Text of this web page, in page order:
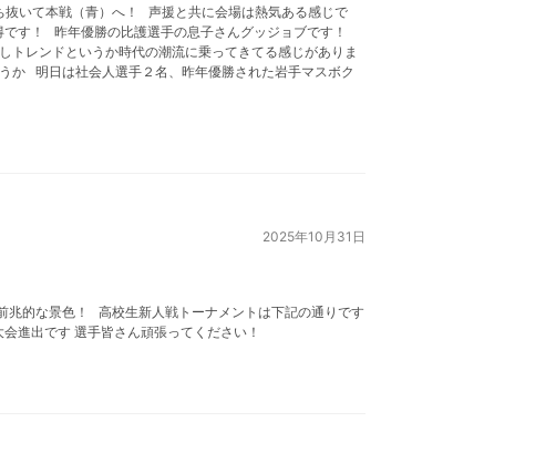
いて本戦（青）へ！ 声援と共に会場は熱気ある感じで
す！ 昨年優勝の比護選手の息子さんグッジョブです！
レンドというか時代の潮流に乗ってきてる感じがありま
か 明日は社会人選手２名、昨年優勝された岩手マスボク
2025年10月31日
的な景色！ 高校生新人戦トーナメントは下記の通りです
進出です 選手皆さん頑張ってください！